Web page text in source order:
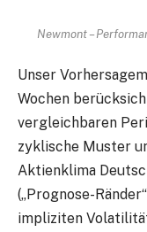
Newmont –
Unser
Wochen
vergleichbaren
zyklische Muster
Aktienklima
(„Prognose-
impliziten